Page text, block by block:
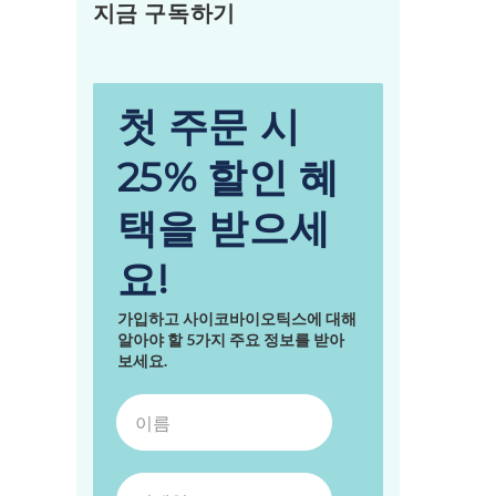
지금 구독하기
첫 주문 시
25% 할인 혜
택을 받으세
요!
가입하고 사이코바이오틱스에 대해
알아야 할 5가지 주요 정보를 받아
보세요.